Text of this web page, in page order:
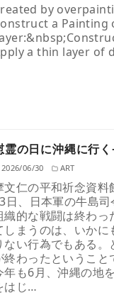
by
a Painting
a thin layer of
霊の日に沖縄に行
2026/06/30 ART
文仁の平和祈念資
日、日本軍の牛島
織的な戦闘は終わっ
しまうのは、いかに
ない行為でもある
終わったということ
年も6月、沖縄の地
はじ…